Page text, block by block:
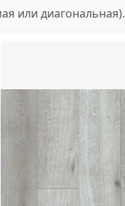
или диагональная).